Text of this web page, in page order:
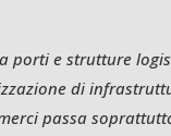
e strutture
di
passa